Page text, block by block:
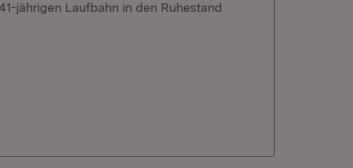
jährigen Laufbahn in den Ruhestand